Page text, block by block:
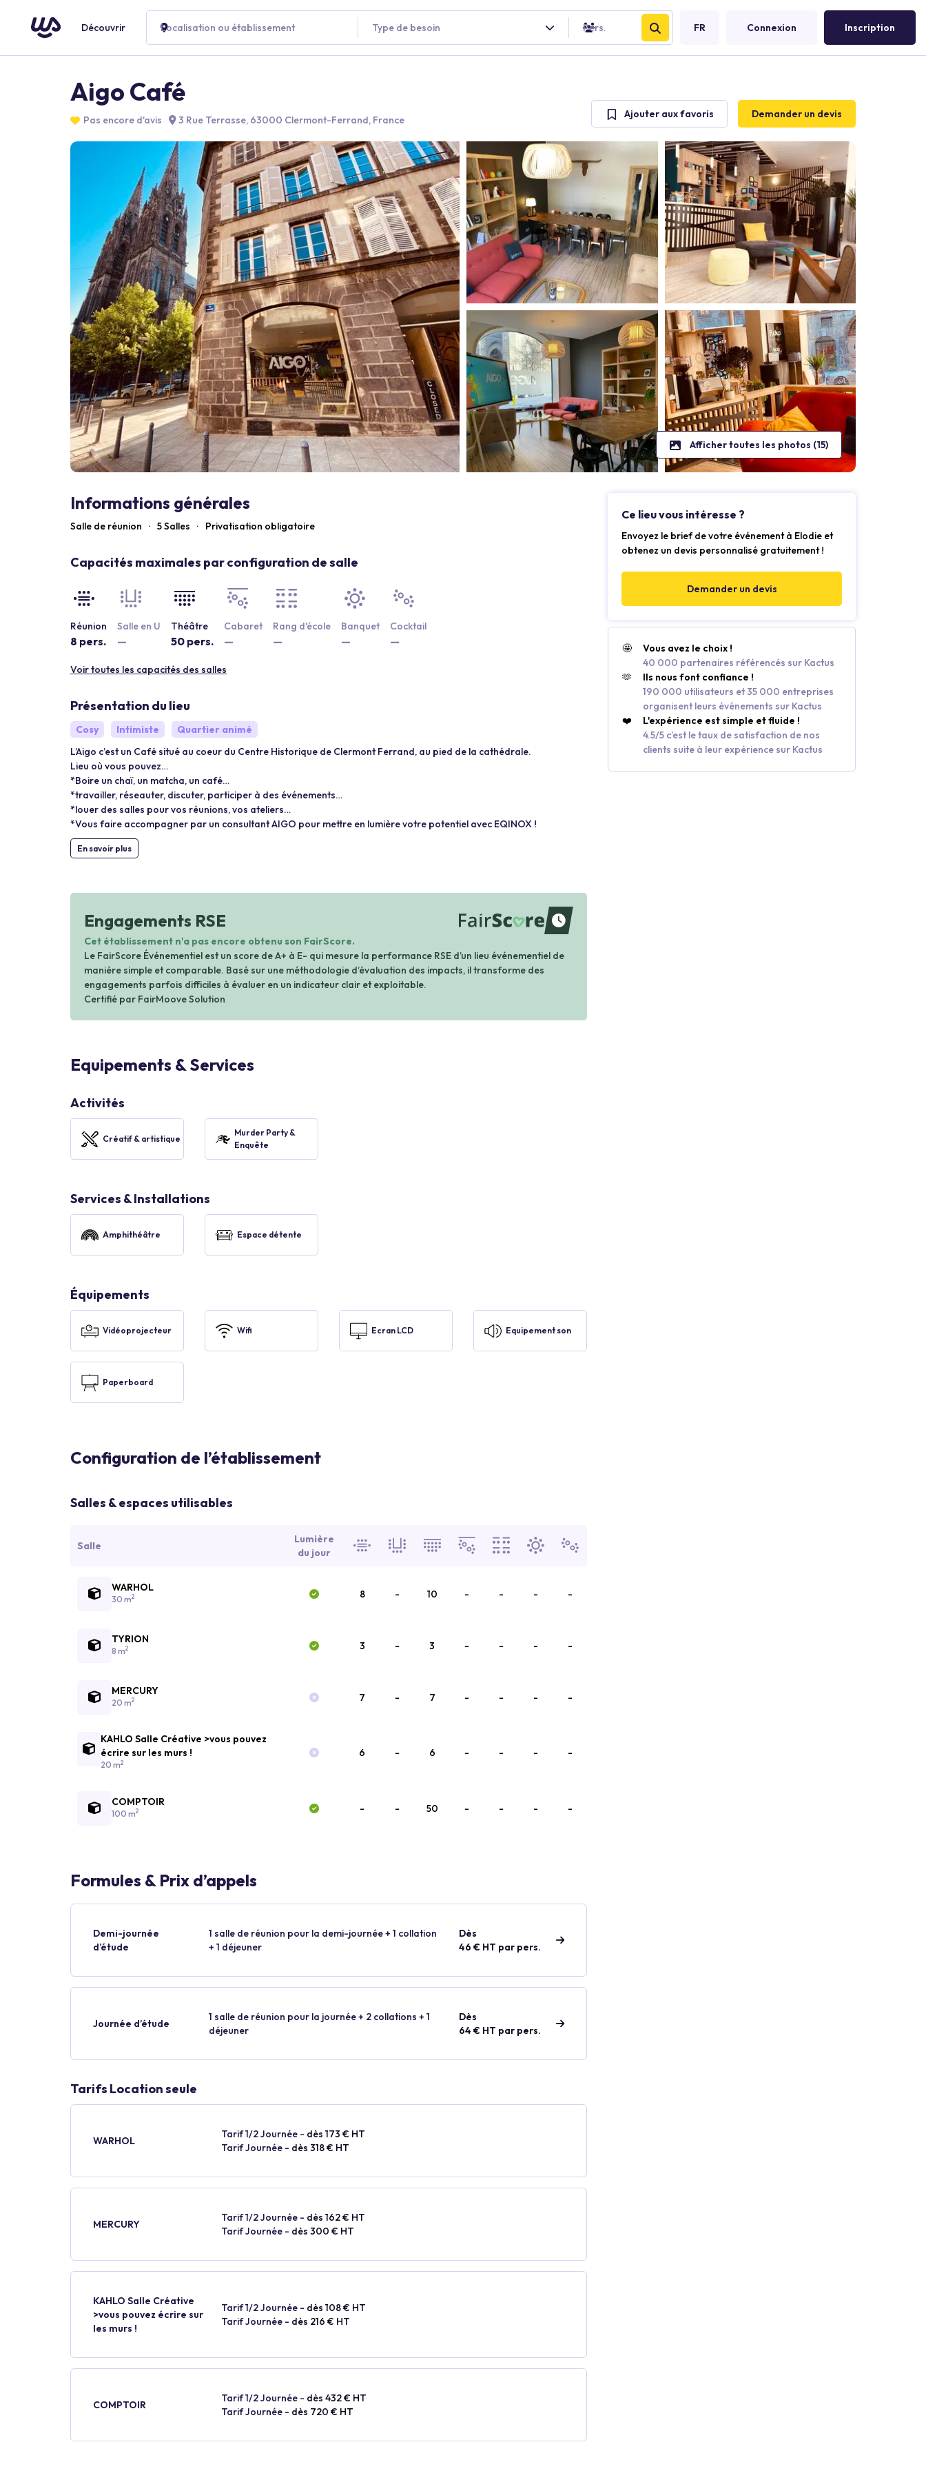
Découvrir Localisation ou établissement Type de besoin Pers. FR Connexion Inscription
Aigo Café
Pas encore d'avis 3 Rue Terrasse, 63000 Clermont-Ferrand, France Ajouter aux favoris Demander un devis
Afficher toutes les photos (15)
Informations générales
Salle de réunion · 5 Salles · Privatisation obligatoire
Capacités maximales par configuration de salle
Réunion
8 pers.
Salle en U
—
Théâtre
50 pers.
Cabaret
—
Rang d'école
—
Banquet
—
Cocktail
—
Voir toutes les capacités des salles
Présentation du lieu
Cosy Intimiste
Quartier animé
L’Aigo c’est un Café situé au coeur du Centre Historique de Clermont Ferrand, au pied de la cathédrale.
Lieu où vous pouvez…
*Boire un chaï, un matcha, un café…
*travailler, réseauter, discuter, participer à des événements…
*louer des salles pour vos réunions, vos ateliers…
*Vous faire accompagner par un consultant AIGO pour mettre en lumière votre potentiel avec EQINOX !
En savoir plus
Engagements RSE
waiting
Cet établissement n'a pas encore obtenu son FairScore.
Le FairScore Événementiel est un score de A+ à E- qui mesure la performance RSE d’un lieu événementiel de
manière simple et comparable. Basé sur une méthodologie d’évaluation des impacts, il transforme des
engagements parfois difficiles à évaluer en un indicateur clair et exploitable.
Certifié par FairMoove Solution
Equipements & Services
Activités
Créatif & artistique
Murder Party &
Enquête
Services & Installations
Amphithéâtre Espace détente
Équipements
Vidéoprojecteur Wifi Ecran LCD Equipement son
Paperboard
Configuration de l’établissement
Salles & espaces utilisables
Salle
Lumière
du jour
WARHOL
30 m2 8 - 10 - - - -
TYRION
8 m2 3 - 3 - - - -
MERCURY
20 m2 7 - 7 - - - -
KAHLO Salle Créative >vous pouvez
écrire sur les murs !
20 m2
6 - 6 - - - -
COMPTOIR
100 m2 - - 50 - - - -
Formules & Prix d’appels
Demi-journée
d’étude
1 salle de réunion pour la demi-journée + 1 collation
+ 1 déjeuner
Dès
46 € HT par pers.
Journée d’étude
1 salle de réunion pour la journée + 2 collations + 1
déjeuner
Dès
64 € HT par pers.
Tarifs Location seule
WARHOL
Tarif 1/2 Journée - dès 173 € HT
Tarif Journée - dès 318 € HT
MERCURY
Tarif 1/2 Journée - dès 162 € HT
Tarif Journée - dès 300 € HT
KAHLO Salle Créative
>vous pouvez écrire sur
les murs !
Tarif 1/2 Journée - dès 108 € HT
Tarif Journée - dès 216 € HT
COMPTOIR
Tarif 1/2 Journée - dès 432 € HT
Tarif Journée - dès 720 € HT
Ce lieu vous intéresse ?
Envoyez le brief de votre événement à Elodie et
obtenez un devis personnalisé gratuitement !
Demander un devis
🤩
Vous avez le choix !
40 000 partenaires référencés sur Kactus
🫶
Ils nous font confiance !
190 000 utilisateurs et 35 000 entreprises
organisent leurs événements sur Kactus
❤️
L'expérience est simple et fluide !
4.5/5 c’est le taux de satisfaction de nos
clients suite à leur expérience sur Kactus